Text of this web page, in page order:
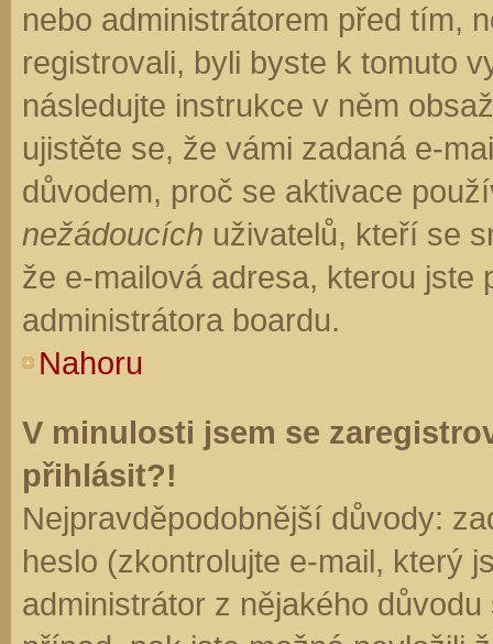
nebo administrátorem před tím,
registrovali, byli byste k tomuto
následujte instrukce v něm
ujistěte se, že vámi zadaná e-
důvodem, proč se aktivace
nežádoucích uživatelů, kteří se
že e-mailová adresa, kterou jste
administrátora boardu.
Nahoru
V minulosti jsem se
přihlásit?!
Nejpravděpodobnější důvody:
heslo (zkontrolujte e-mail, který
administrátor z nějakého